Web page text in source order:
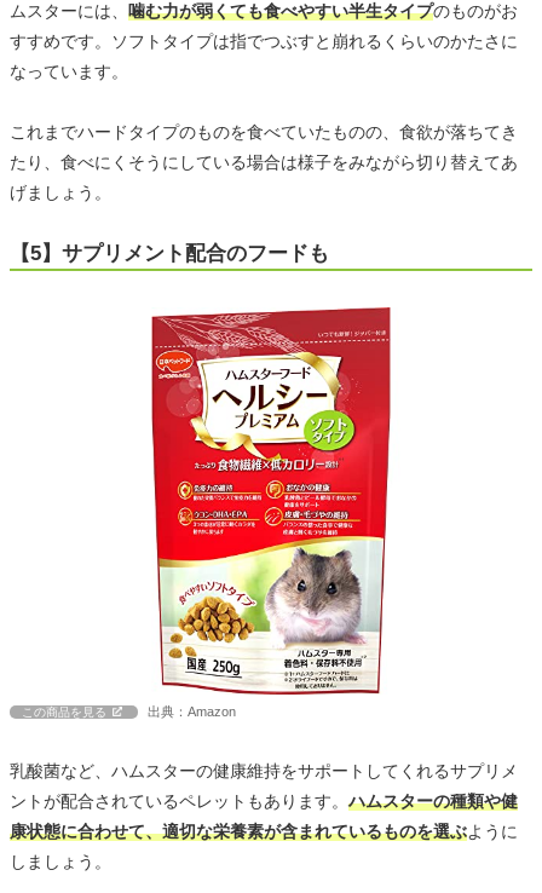
ムスターには、 噛む力が弱くても食べやすい半生タイプのものがお
すすめです。ソフトタイプは指でつぶすと崩れるくらいのかたさに
なっています。
これまでハードタイプのものを食べていたものの、食欲が落ちてき
たり、食べにくそうにしている場合は様子をみながら切り替えてあ
げましょう。
【5】サプリメント配合のフードも
この商品を見る 出典：Amazon
乳酸菌など、ハムスターの健康維持をサポートしてくれるサプリメ
ントが配合されているペレットもあります。ハムスターの種類や健
康状態に合わせて、適切な栄養素が含まれているものを選ぶように
しましょう。